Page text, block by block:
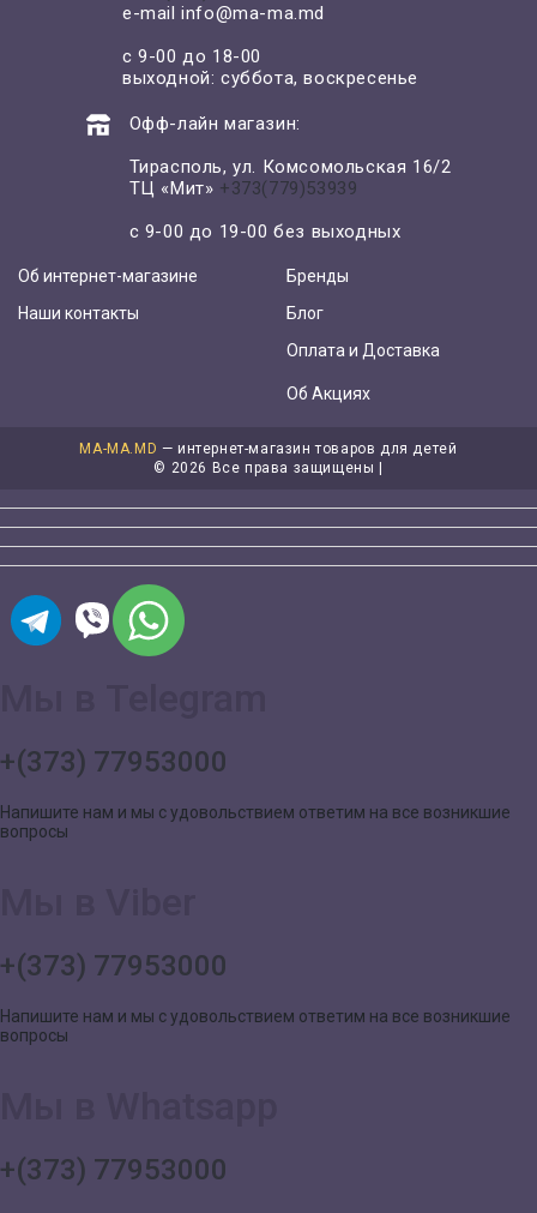
e-mailinfo@ma-ma.md
с 9-00 до 18-00
выходной: суббота, воскресенье
Офф-лайн магазин:
Тирасполь, ул. Комсомольская 16/2
ТЦ «Мит» +373(779)53939
с 9-00 до 19-00 без выходных
Об интернет-магазине
Наши контакты
Бренды
Блог
Оплата и Доставка
Об Акциях
MA-MA.MD — интернет-магазин товаров для детей
© 2026 Все права защищены |
+(373) 77953000
Напишите нам и мы с удовольствием ответим на все возникшие
вопросы
+(373) 77953000
Напишите нам и мы с удовольствием ответим на все возникшие
вопросы
+(373) 77953000